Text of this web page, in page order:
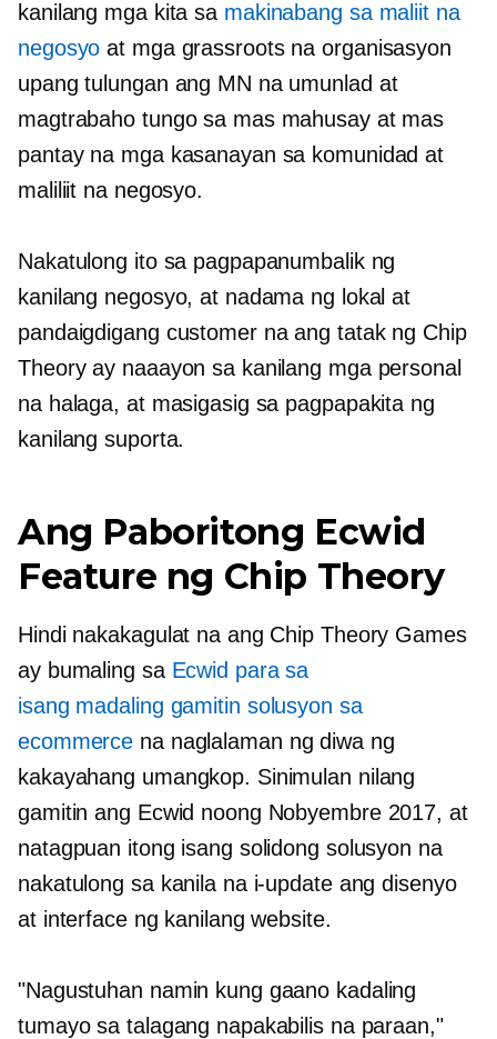
kanilang mga kita sa makinabang sa maliit na
negosyo at mga grassroots na organisasyon
upang tulungan ang MN na umunlad at
magtrabaho tungo sa mas mahusay at mas
pantay na mga kasanayan sa komunidad at
maliliit na negosyo.
Nakatulong ito sa pagpapanumbalik ng
kanilang negosyo, at nadama ng lokal at
pandaigdigang customer na ang tatak ng Chip
Theory ay naaayon sa kanilang mga personal
na halaga, at masigasig sa pagpapakita ng
kanilang suporta.
Ang Paboritong Ecwid
Feature ng Chip Theory
Hindi nakakagulat na ang Chip Theory Games
ay bumaling sa Ecwid para sa
isang madaling gamitin solusyon sa
ecommerce na naglalaman ng diwa ng
kakayahang umangkop. Sinimulan nilang
gamitin ang Ecwid noong Nobyembre 2017, at
natagpuan itong isang solidong solusyon na
nakatulong sa kanila na i-update ang disenyo
at interface ng kanilang website.
"Nagustuhan namin kung gaano kadaling
tumayo sa talagang napakabilis na paraan,"